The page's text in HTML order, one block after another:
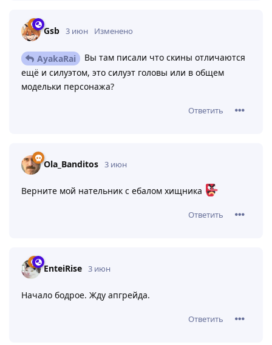
Gsb 3 июн Изменено
AyakaRai
Вы там писали что скины отличаются
ещё и силуэтом, это силуэт головы или в общем
модельки персонажа?
Ответить
Ola_Banditos 3 июн
Верните мой нательник с ебалом хищника
Ответить
EnteiRise 3 июн
Начало бодрое. Жду апгрейда.
Ответить